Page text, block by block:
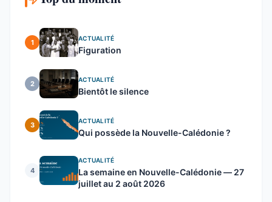
1
ACTUALITÉ
Figuration
2
ACTUALITÉ
Bientôt le silence
3
ACTUALITÉ
Qui possède la Nouvelle-Calédonie ?
4
ACTUALITÉ
La semaine en Nouvelle-Calédonie — 27
juillet au 2 août 2026